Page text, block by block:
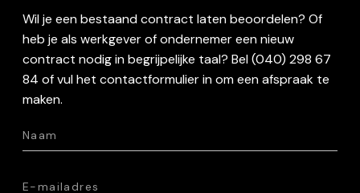
Wil je een bestaand contract laten beoordelen? Of
heb je als werkgever of ondernemer een nieuw
contract nodig in begrijpelijke taal? Bel (040) 298 67
84 of vul het contactformulier in om een afspraak te
maken.